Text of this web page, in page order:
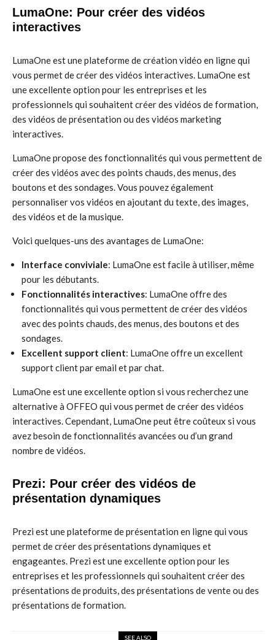
LumaOne: Pour créer des vidéos
interactives
LumaOne est une plateforme de création vidéo en ligne qui
vous permet de créer des vidéos interactives. LumaOne est
une excellente option pour les entreprises et les
professionnels qui souhaitent créer des vidéos de formation,
des vidéos de présentation ou des vidéos marketing
interactives.
LumaOne propose des fonctionnalités qui vous permettent de
créer des vidéos avec des points chauds, des menus, des
boutons et des sondages. Vous pouvez également
personnaliser vos vidéos en ajoutant du texte, des images,
des vidéos et de la musique.
Voici quelques-uns des avantages de LumaOne:
Interface conviviale: LumaOne est facile à utiliser, même
pour les débutants.
Fonctionnalités interactives: LumaOne offre des
fonctionnalités qui vous permettent de créer des vidéos
avec des points chauds, des menus, des boutons et des
sondages.
Excellent support client: LumaOne offre un excellent
support client par email et par chat.
LumaOne est une excellente option si vous recherchez une
alternative à OFFEO qui vous permet de créer des vidéos
interactives. Cependant, LumaOne peut être coûteux si vous
avez besoin de fonctionnalités avancées ou d’un grand
nombre de vidéos.
Prezi: Pour créer des vidéos de
présentation dynamiques
Prezi est une plateforme de présentation en ligne qui vous
permet de créer des présentations dynamiques et
engageantes. Prezi est une excellente option pour les
entreprises et les professionnels qui souhaitent créer des
présentations de produits, des présentations de vente ou des
présentations de formation.
SEE ALSO